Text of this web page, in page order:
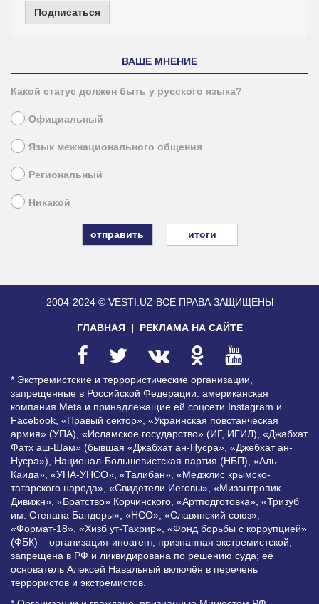
Подписаться
ВАШЕ МНЕНИЕ
Какой статус должен быть у русского языка?
Официальный
Язык межнационального общения
Региональный
Никакой
итоги
2004-2024 © VESTI.UZ ВСЕ ПРАВА ЗАЩИЩЕНЫ
ГЛАВНАЯ РЕКЛАМА НА САЙТЕ
* Экстремистские и террористические организации,
запрещенные в Российской Федерации: американская
компания Meta и принадлежащие ей соцсети Instagram и
Facebook, «Правый сектор», «Украинская повстанческая
армия» (УПА), «Исламское государство» (ИГ, ИГИЛ), «Джабхат
Фатх аш-Шам» (бывшая «Джабхат ан-Нусра», «Джебхат ан-
Нусра»), Национал-Большевистская партия (НБП), «Аль-
Каида», «УНА-УНСО», «Талибан», «Меджлис крымско-
татарского народа», «Свидетели Иеговы», «Мизантропик
Дивижн», «Братство» Корчинского, «Артподготовка», «Тризуб
им. Степана Бандеры», «НСО», «Славянский союз»,
«Формат-18», «Хизб ут-Тахрир», «Фонд борьбы с коррупцией»
(ФБК) – организация-иноагент, признанная экстремистской,
запрещена в РФ и ликвидирована по решению суда; её
основатель Алексей Навальный включён в перечень
террористов и экстремистов.